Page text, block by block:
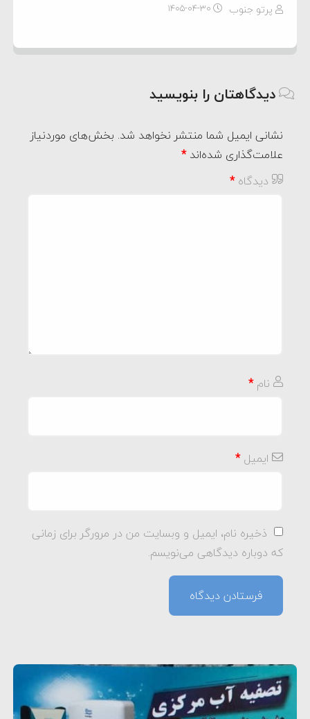
پرتو جنوب ۱۴۰۵-۰۴-۳۰
دیدگاهتان را بنویسید
نشانی ایمیل شما منتشر نخواهد شد. بخش‌های موردنیاز
علامت‌گذاری شده‌اند*
دیدگاه*
نام*
ایمیل*
ذخیره نام، ایمیل و وبسایت من در مرورگر برای زمانی
که دوباره دیدگاهی می‌نویسم.